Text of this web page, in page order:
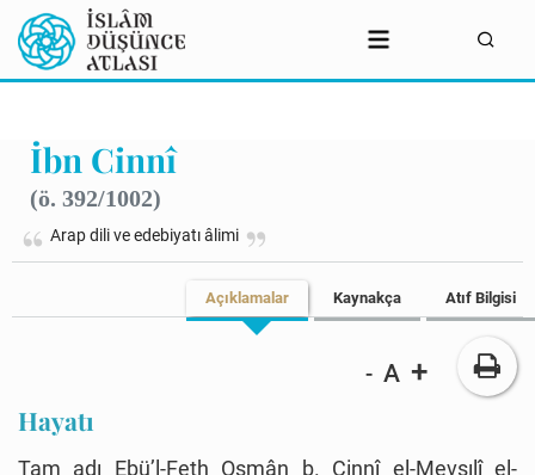
İbn Cinnî
(ö. 392/1002)
Arap dili ve edebiyatı âlimi
Açıklamalar Kaynakça Atıf Bilgisi
- A +
Hayatı
Tam adı Ebü’l-Feth Osmân b. Cinnî el-Mevsılî el-